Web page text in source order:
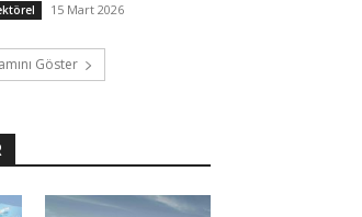
15 Mart 2026
Göster